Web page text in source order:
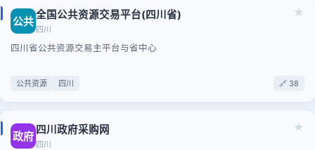
★
公共全国公共资源交易平台(四川省)
四川
四川省公共资源交易主平台与省中心
公共资源 四川 🔗 38
★
政府 四川政府采购网
四川